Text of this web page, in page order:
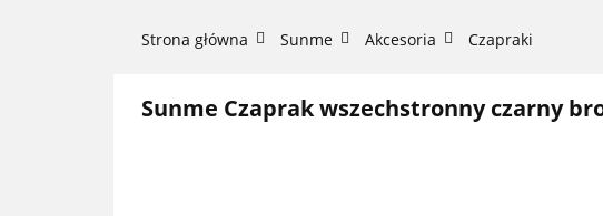
Strona główna Sunme Akcesoria Czapraki
Sunme Czaprak wszechstronny czarny